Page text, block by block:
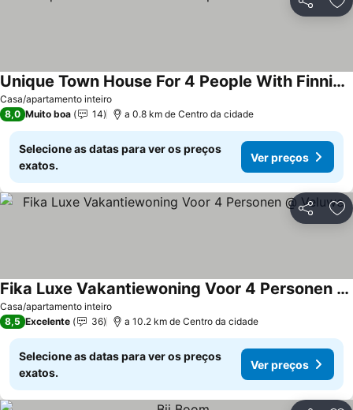
Partilhar
Casa/apartamento inteiro
Unique Town House For 4 People With Finnish Sauna
8,0 Muito boa 14 a 0.8 km de Centro da cidade
Selecione as datas para ver os preços
exatos.
Ver preços
Partilhar
Casa/apartamento inteiro
Fika Luxe Vakantiewoning Voor 4 Personen @ Veluwe
8,5 Excelente 36 a 10.2 km de Centro da cidade
Selecione as datas para ver os preços
exatos.
Ver preços